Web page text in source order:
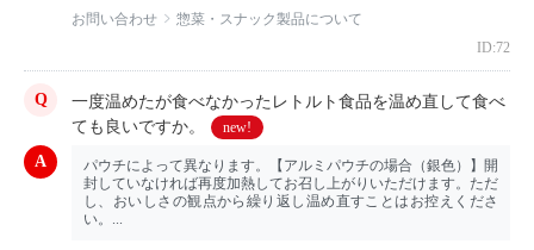
ID:72
お問い合わせ 惣菜・スナック製品について
一度温めたが食べなかったレトルト食品を温め直して食べ
ても良いですか。
new!
パウチによって異なります。【アルミパウチの場合（銀色）】開
封していなければ再度加熱してお召し上がりいただけます。ただ
し、おいしさの観点から繰り返し温め直すことはお控えくださ
い。...